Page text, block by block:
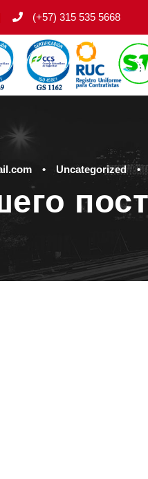
(+57) 315 535 5668
• Uncategorized •